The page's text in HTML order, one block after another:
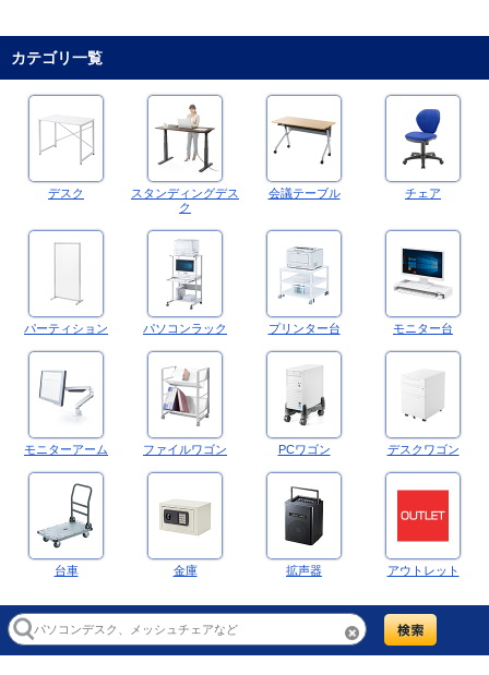
カテゴリ一覧
デスク
スタンディングデス
ク
会議テーブル チェア
パーティション パソコンラック プリンター台 モニター台
モニターアーム ファイルワゴン PCワゴン デスクワゴン
台車 金庫 拡声器 アウトレット